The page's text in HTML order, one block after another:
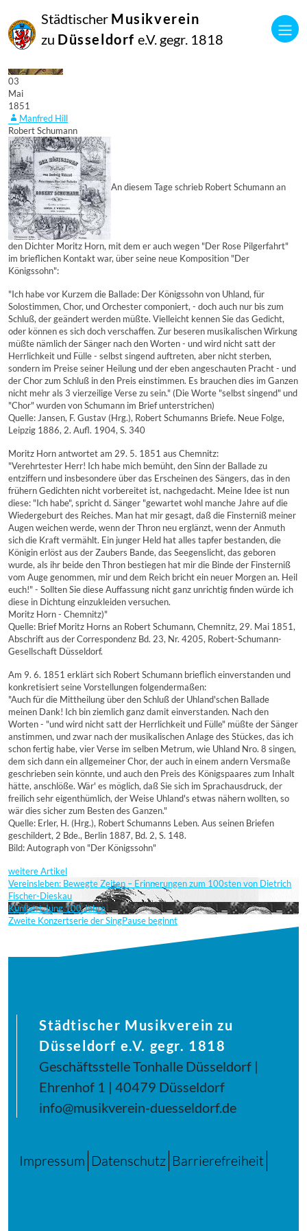
Städtischer Musikverein
zu Düsseldorf e.V. gegr. 1818
03
Mai
1851
Manfred Hill
Robert Schumann
An diesem Tage schrieb Robert Schumann an
den Dichter Moritz Horn, mit dem er auch wegen "Der Rose Pilgerfahrt"
im brieflichen Kontakt war, über seine neue Komposition "Der
Königssohn":
"Ich habe vor Kurzem die Ballade: Der Königssohn von Uhland, für
Solostimmen, Chor, und Orchester componiert, - doch auch nur bis zum
Schluß, der geändert werden müßte. Vielleicht kennen Sie das Gedicht,
oder können es sich doch verschaffen. Zur beseren musikalischen Wirkung
müßte nämlich der Sänger nach den Worten - und wird nicht satt der
Herrlichkeit und Fülle - selbst singend auftreten, aber nicht sterben,
sondern im Preise seiner Heilung und der eben angeschauten Pracht - und
der Chor zum Schluß in den Preis einstimmen. Es brauchen dies im Ganzen
nicht mehr als 3 vierzeilige Verse zu sein." (Die Worte "selbst singend" und
"Chor" wurden von Schumann im Brief unterstrichen)
Quelle: Jansen, F. Gustav (Hrg.), Robert Schumanns Briefe. Neue Folge,
Leipzig 1886, 2. Aufl. 1904, S. 340
Moritz Horn antwortet am 29. 5. 1851 aus Chemnitz:
"Verehrtester Herr! Ich habe mich bemüht, den Sinn der Ballade zu
entziffern und insbesondere über das Erscheinen des Sängers, das in den
frühern Gedichten nicht vorbereitet ist, nachgedacht. Meine Idee ist nun
diese: "Ich habe", spricht d. Sänger "gewartet wohl manche Jahre auf die
Wiedergeburt des Reiches. Man hat mir gesagt, daß die Finsterniß meiner
Augen weichen werde, wenn der Thron neu erglänzt, wenn der Anmuth
sich die Kraft vermählt. Ein junger Held hat alles tapfer bestanden, die
Königin erlöst aus der Zaubers Bande, das Seegenslicht, das geboren
wurde, als ihr beide den Thron bestiegen hat mir die Binde der Finsterniß
vom Auge genommen, mir und dem Reich bricht ein neuer Morgen an. Heil
euch!" - Sollten Sie diese Auffassung nicht ganz unrichtig finden würde ich
diese in Dichtung einzukleiden versuchen.
Moritz Horn - Chemnitz)"
Quelle: Brief Moritz Horns an Robert Schumann, Chemnitz, 29. Mai 1851,
Abschrift aus der Correspondenz Bd. 23, Nr. 4205, Robert-Schumann-
Gesellschaft Düsseldorf.
Am 9. 6. 1851 erklärt sich Robert Schumann brieflich einverstanden und
konkretisiert seine Vorstellungen folgendermaßen:
"Auch für die Mittheilung über den Schluß der Uhland'schen Ballade
meinen Dank! Ich bin ziemlich ganz damit einverstanden. Nach den
Worten - "und wird nicht satt der Herrlichkeit und Fülle" müßte der Sänger
anstimmen, und zwar nach der musikalischen Anlage des Stückes, das ich
schon fertig habe, vier Verse im selben Metrum, wie Uhland Nro. 8 singen,
dem sich dann ein allgemeiner Chor, der auch in einem andern Versmaße
geschrieben sein könnte, und auch den Preis des Königspaares zum Inhalt
hätte, anschlöße. Wär' es möglich, daß Sie sich im Sprachausdruck, der
freilich sehr eigenthümlich, der Weise Uhland's etwas nähern wollten, so
wär dies sicher zum Besten des Ganzen."
Quelle: Erler, H. (Hrg.), Robert Schumanns Leben. Aus seinen Briefen
geschildert, 2 Bde., Berlin 1887, Bd. 2, S. 148.
Bild: Autograph von "Der Königssohn"
weitere Artikel
Vereinsleben: Bewegte Zeiten – Erinnerungen zum 100sten von Dietrich
Fischer-Dieskau
Kunibert Jung 100 Jahre
Zweite Konzertserie der SingPause beginnt
Städtischer Musikverein zu
Düsseldorf e.V. gegr. 1818
Geschäftsstelle Tonhalle Düsseldorf |
Ehrenhof 1 | 40479 Düsseldorf
info@musikverein-duesseldorf.de
Impressum Datenschutz Barrierefreiheit